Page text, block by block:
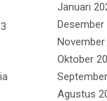
Januari
Desember
Oktober
Agustus